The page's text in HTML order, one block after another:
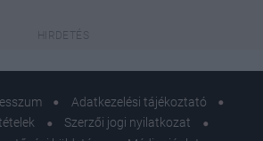
Adatkezelési tájékoztató
Szerzői jogi nyilatkozat